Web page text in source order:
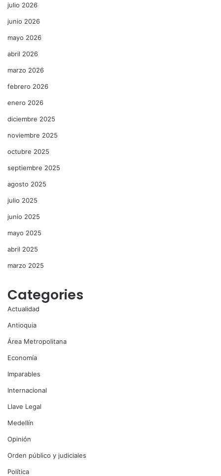
julio 2026
junio 2026
mayo 2026
abril 2026
marzo 2026
febrero 2026
enero 2026
diciembre 2025
noviembre 2025
octubre 2025
septiembre 2025
agosto 2025
julio 2025
junio 2025
mayo 2025
abril 2025
marzo 2025
Categories
Actualidad
Antioquia
Área Metropolitana
Economía
Imparables
Internacional
Llave Legal
Medellín
Opinión
Orden público y judiciales
Política